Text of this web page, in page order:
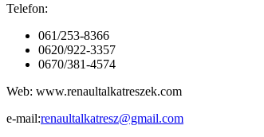
Telefon:
061/253-8366
0620/922-3357
0670/381-4574
Web: www.renaultalkatreszek.com
e-mail:renaultalkatresz@gmail.com